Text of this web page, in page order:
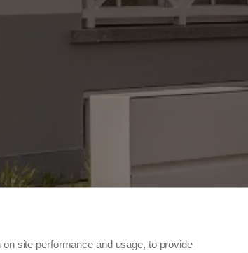
site performance and usage, to provide